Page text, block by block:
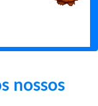
nossos